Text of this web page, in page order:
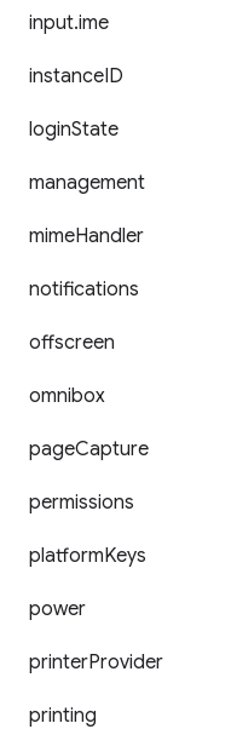
input.ime
instanceID
loginState
management
mimeHandler
notifications
offscreen
omnibox
pageCapture
permissions
platformKeys
power
printerProvider
printing